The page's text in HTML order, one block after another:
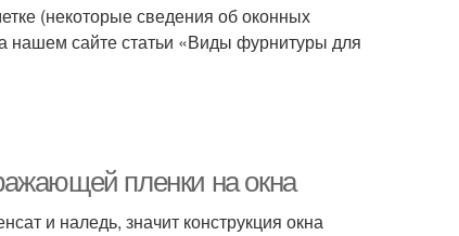
(некоторые сведения об оконных
нашем сайте статьи «Виды фурнитуры для
пленки на окна
и наледь, значит конструкция окна